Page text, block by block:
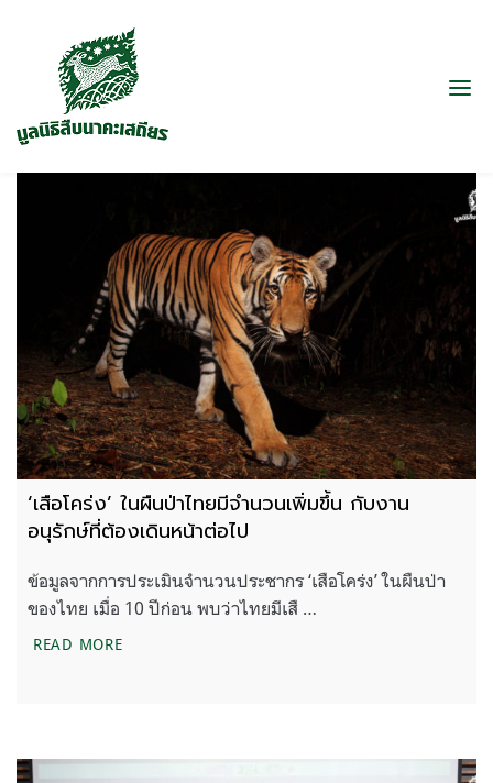
‘เสือโคร่ง’ ในผืนป่าไทยมีจำนวนเพิ่มขึ้น กับงาน
อนุรักษ์ที่ต้องเดินหน้าต่อไป
ข้อมูลจากการประเมินจำนวนประชากร ‘เสือโคร่ง’ ในผืนป่า
ของไทย เมื่อ 10 ปีก่อน พบว่าไทยมีเสื …
READ MORE‘เสือโคร่ง’ ในผืนป่าไทยมีจำนวนเพิ่มขึ้น กับงานอนุรัก